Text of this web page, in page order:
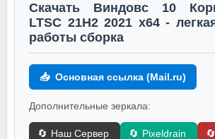
Скачать Виндовс 10
LTSC 21H2 2021 x64 -
работы сборка
📥 Основная ссылка (Mail.ru)
Дополнительные зеркала:
🔄 Наш Сервер 🔄 Pixeldrain 🔄